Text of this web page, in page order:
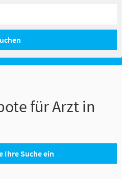
für Arzt in
Ihre Suche ein